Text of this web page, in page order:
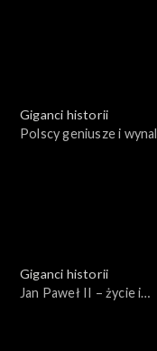
Giganci historii
Polscy geniusze i
Giganci historii
Jan Paweł II – życie i